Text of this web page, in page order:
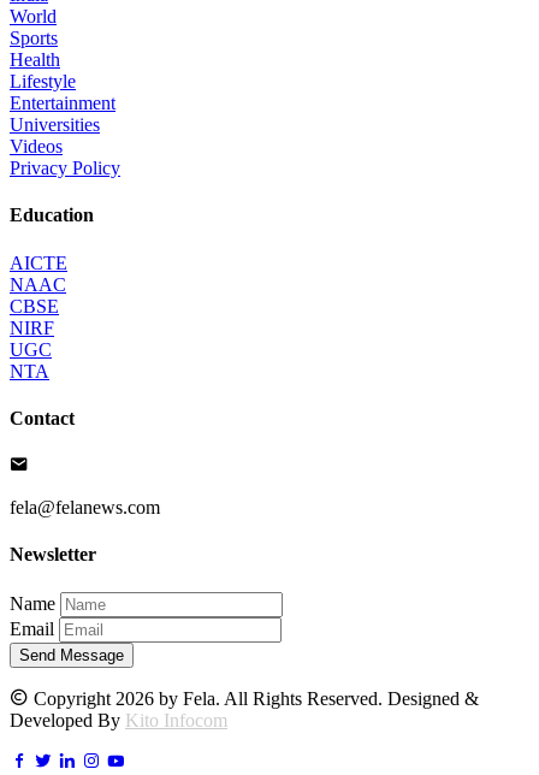
World
Sports
Health
Lifestyle
Entertainment
Universities
Videos
Privacy Policy
Education
AICTE
NAAC
CBSE
NIRF
UGC
NTA
Contact
fela@felanews.com
Newsletter
Name
Email
Send Message
Copyright 2026 by Fela. All Rights Reserved. Designed &
Developed By Kito Infocom